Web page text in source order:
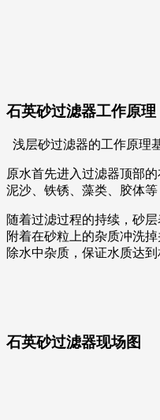
石英砂过滤器工作原理
浅层砂过滤器的工作原理
原水首先进入过滤器顶部
泥沙、铁锈、藻类、胶体
随着过滤过程的持续，砂
附着在砂粒上的杂质冲洗
除水中杂质，保证水质达
石英砂过滤器现场图